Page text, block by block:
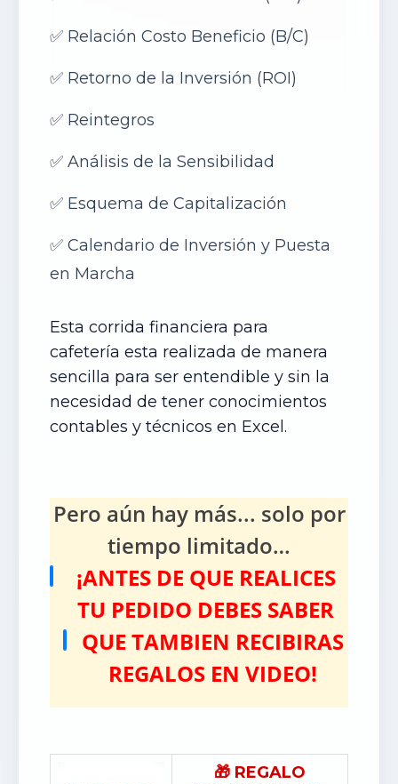
✅ Relación Costo Beneficio (B/C)
✅ Retorno de la Inversión (ROI)
✅ Reintegros
✅ Análisis de la Sensibilidad
✅ Esquema de Capitalización
✅ Calendario de Inversión y Puesta
en Marcha
Esta corrida financiera para
cafetería esta realizada de manera
sencilla para ser entendible y sin la
necesidad de tener conocimientos
contables y técnicos en Excel.
Pero aún hay más... solo por
tiempo limitado…
¡ANTES DE QUE REALICES
TU PEDIDO DEBES SABER
QUE TAMBIEN RECIBIRAS
REGALOS EN VIDEO!
🎁 REGALO